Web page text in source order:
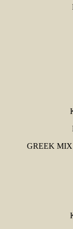
GREEK MIX